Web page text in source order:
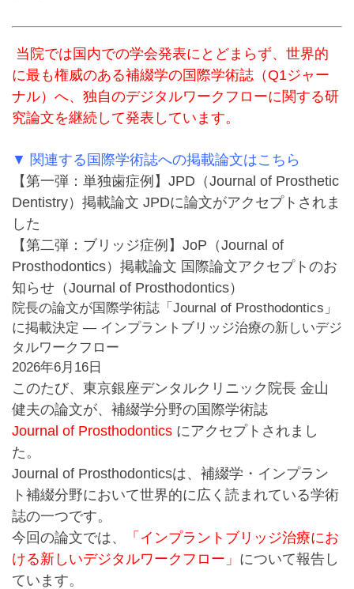
当院では国内での学会発表にとどまらず、世界的
に最も権威のある補綴学の国際学術誌（Q1ジャー
ナル）へ、独自のデジタルワークフローに関する研
究論文を継続して発表しています。
▼ 関連する国際学術誌への掲載論文はこちら
【第一弾：単独歯症例】JPD（Journal of Prosthetic
Dentistry）掲載論文 JPDに論文がアクセプトされま
した
【第二弾：ブリッジ症例】JoP（Journal of
Prosthodontics）掲載論文 国際論文アクセプトのお
知らせ（Journal of Prosthodontics）
院長の論文が国際学術誌「Journal of Prosthodontics」
に掲載決定 ― インプラントブリッジ治療の新しいデジ
タルワークフロー
2026年6月16日
このたび、東京銀座デンタルクリニック院長 金山
健夫の論文が、補綴学分野の国際学術誌
Journal of Prosthodonticsにアクセプトされまし
た。
Journal of Prosthodonticsは、補綴学・インプラン
ト補綴分野において世界的に広く読まれている学術
誌の一つです。
今回の論文では、
「インプラントブリッジ治療にお
ける新しいデジタルワークフロー」 について報告し
ています。